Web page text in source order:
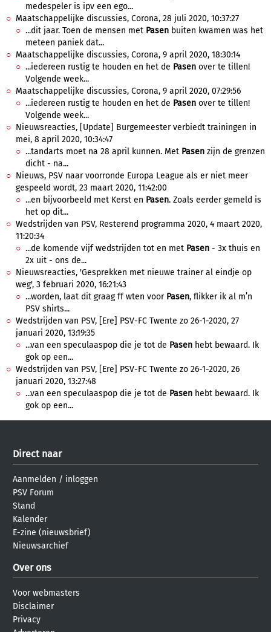
medespeler is ipv een ego...
Maatschappelijke discussies, Corona, 28 juli 2020, 10:37:27
...dit jaar. Toen de mensen met Pasen buiten kwamen was het
meteen paniek dat...
Maatschappelijke discussies, Corona, 9 april 2020, 18:30:14
...iedereen rustig te houden en het de Pasen over te tillen!
Volgende week...
Maatschappelijke discussies, Corona, 9 april 2020, 07:29:56
...iedereen rustig te houden en het de Pasen over te tillen!
Volgende week...
Nieuwsreacties, [Update] Burgemeester verbiedt trainingen in
mei, 8 april 2020, 10:34:47
...tandarts moet na 28 april kunnen. Met Pasen zijn de grenzen
dicht - na...
Nieuws, PSV naar voorronde Europa League als er niet meer
gespeeld wordt, 23 maart 2020, 11:42:00
...en bijvoorbeeld met Kerst en Pasen. Zoals eerder gemeld is
het op dit...
Wedstrijden van PSV, Resterend programma 2020, 4 maart 2020,
11:20:34
...de komende vijf wedstrijden tot en met Pasen - 3x thuis en
2x uit - ons de...
Nieuwsreacties, 'Gesprekken met nieuwe trainer al eindje op
weg', 3 februari 2020, 16:21:43
...worden, laat dit graag ff wten voor Pasen, flikker ik al m’n
PSV shirts...
Wedstrijden van PSV, [Ere] PSV-FC Twente zo 26-1-2020, 27
januari 2020, 13:19:35
...van een speculaaspop die je tot de Pasen hebt bewaard. Ik
gok op een...
Wedstrijden van PSV, [Ere] PSV-FC Twente zo 26-1-2020, 26
januari 2020, 13:27:48
...van een speculaaspop die je tot de Pasen hebt bewaard. Ik
gok op een...
Direct naar
Aanmelden / inloggen
PSV Forum
Stand
Kalender
E-zine (nieuwsbrief)
Nieuwsarchief
Over ons
Voor webmasters
Disclaimer
Privacy